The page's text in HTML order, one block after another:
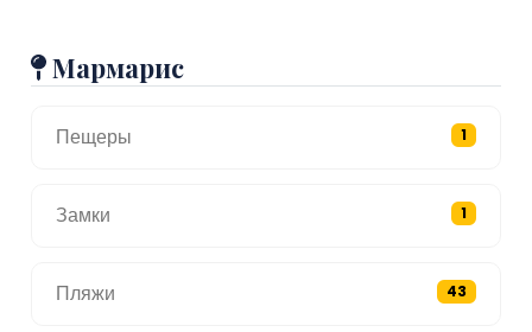
Мармарис
Пещеры 1
Замки 1
Пляжи 43